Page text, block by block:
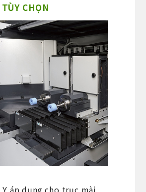
CHỌN
Y áp dụng cho trục mài